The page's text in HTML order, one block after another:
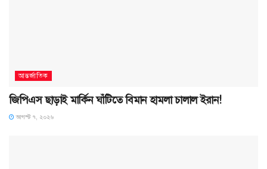
আন্তর্জাতিক
জিপিএস ছাড়াই মার্কিন ঘাঁটিতে বিমান হামলা চালাল ইরান!
আগস্ট ৭, ২০২৬